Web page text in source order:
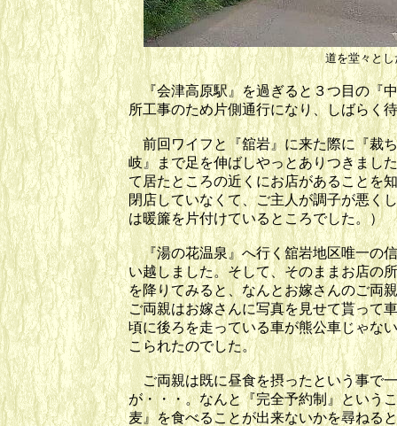
道を堂々と
『会津高原駅』を過ぎると３つ目の『
所工事のため片側通行になり、しばらく
前回ワイフと『舘岩』に来た際に『裁
岐』まで足を伸ばしやっとありつきまし
て居たところの近くにお店があることを
閉店していなくて、ご主人が調子が悪く
は暖簾を片付けているところでした。）
『湯の花温泉』へ行く舘岩地区唯一の
い越しました。そして、そのままお店の
を降りてみると、なんとお嫁さんのご両
ご両親はお嫁さんに写真を見せて貰って
頃に後ろを走っている車が熊公車じゃな
こられたのでした。
ご両親は既に昼食を摂ったという事で
が・・・。なんと『完全予約制』という
麦』を食べることが出来ないかを尋ねる